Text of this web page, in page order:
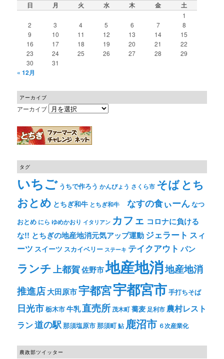
日 月 火 水 木 金 土
1
2
3 4 5 6 7
8
9
10 11 12 13 14
15
16
17 18 19 20 21
22
23
24 25 26 27 28
29
30
31
« 12月
アーカイブ
アーカイブ
タグ
いちご うちで作ろう かんぴょう さくら市 そばとち
おとめ とちぎ和牛 とちぎ和牛 なすの食ぃーんなつ
おとめ にら ゆめかおり イタリアン カフェ コロナに負ける
な!! とちぎの地産地消元気アップ運動ジェラート スィ
ーツ スイーツ スカイベリー ステーキ テイクアウト パン
ランチ上都賀佐野市地産地消地産地消
推進店大田原市宇都宮宇都宮市手打ちそば
日光市栃木市牛乳直売所茂木町蕎麦足利市 農村レスト
ラン道の駅那須塩原市那須町鮎 鹿沼市 ６次産業化
農政部ツイッター